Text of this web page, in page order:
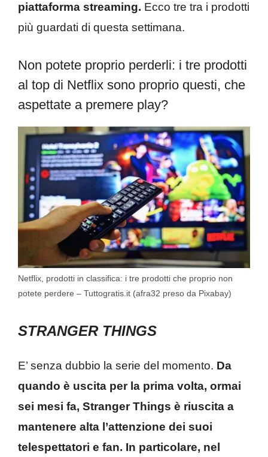
piattaforma streaming. Ecco tre tra i prodotti
più guardati di questa settimana.
Non potete proprio perderli: i tre prodotti
al top di Netflix sono proprio questi, che
aspettate a premere play?
Netflix, prodotti in classifica: i tre prodotti che proprio non
potete perdere – Tuttogratis.it (afra32 preso da Pixabay)
STRANGER THINGS
E’ senza dubbio la serie del momento. Da
quando è uscita per la prima volta, ormai
sei mesi fa, Stranger Things è riuscita a
mantenere alta l’attenzione dei suoi
telespettatori e fan. In particolare, nel